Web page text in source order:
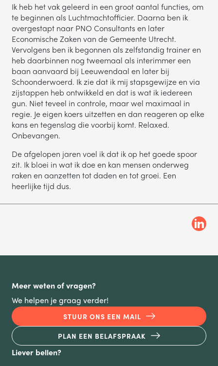
Ik heb het vak geleerd in een groot aantal functies, om
te beginnen als Luchtmachtofficier. Daarna ben ik
overgestapt naar PNO Consultants en later
Economische Zaken van de Gemeente Utrecht.
Vervolgens ben ik begonnen als zelfstandig trainer en
heb daarbinnen nog tweemaal als interimmer een
baan aanvaard bij Leeuwendaal en later bij
Schoonderwoerd. Ik zie dat ik mij stapsgewijze en via
zijstappen heb ontwikkeld en dat is wat ik iedereen
gun. Niet teveel in controle, maar wel maximaal in
regie. Je eigen koers uitzetten en dan reageren op elke
kans en tegenslag die voorbij komt. Relaxed.
Onbevangen.
De afgelopen jaren voel ik dat ik op het goede spoor
zit. Ik bloei in wat ik doe en kan mensen onderweg
raken en aanzetten tot daden en tot groei. Een
heerlijke tijd dus.
Meer weten of vragen?
We helpen je graag verder!
STUUR ONS EEN MAIL
PLAN EEN BELAFSPRAAK
Liever bellen?